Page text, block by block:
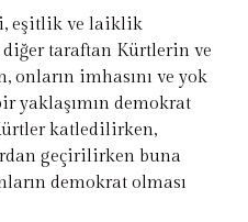
eşitlik ve laiklik
taraftan Kürtlerin ve
onların imhasını ve yok
yaklaşımın demokrat
katledilirken,
geçirilirken buna
demokrat olması